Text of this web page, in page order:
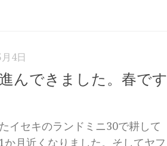
4日
んできました。春です
イセキのランドミニ30で耕して
か月近くなりました。そしてヤフ